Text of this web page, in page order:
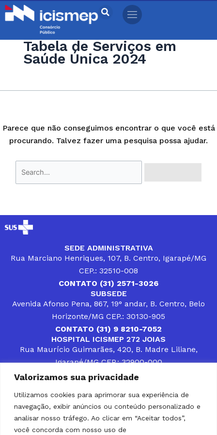
Valorizamos sua privacidade
Utilizamos cookies para aprimorar sua experiência de
navegação, exibir anúncios ou conteúdo personalizado e
analisar nosso tráfego. Ao clicar em “Aceitar todos”,
você concorda com nosso uso de
Ir
para
conteúdoTabela de Serviços em
Saúde Única 2024
Parece que não conseguimos encontrar o que você está
procurando. Talvez fazer uma pesquisa possa ajudar.
Pesquisar
por:
SEDE ADMINISTRATIVA
Rua Marciano Henriques, 107, B. Centro, Igarapé/MG
CEP.: 32510-008
CONTATO (31) 2571-3026
SUBSEDE
Avenida Afonso Pena, 867, 19° andar, B. Centro, Belo
Horizonte/MG CEP.: 30130-905
CONTATO (31) 9 8210-7052
HOSPITAL ICISMEP 272 JOIAS
Rua Maurício Guimarães, 420, B. Madre Liliane,
Igarapé/MG CEP.: 32900-000
CONTATOS (31) 3512-4400 ou (31) 9 8309-8660
DESENVOLVER SOLUÇÕES, AÇÕES E SERVIÇOS
PÚBLICOS QUE COMPLEMENTEM A ASSISTÊNCIA À
POPULAÇÃO DA REGIÃO EM QUE ATUA, SENDO
PARCEIRO DOS MUNICÍPIOS CONSORCIADOS NA
SOLUÇÃO DE DIFICULDADES ENFRENTADAS POR
GESTORES MUNICIPAIS, É O COMPROMISSO DO
ICISMEP.